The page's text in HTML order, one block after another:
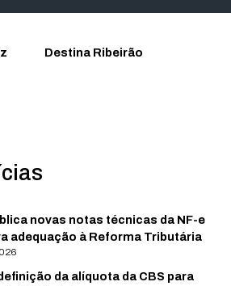
Destina Ribeirão
novas notas técnicas da NF-e
adequação à Reforma Tributária
da alíquota da CBS para